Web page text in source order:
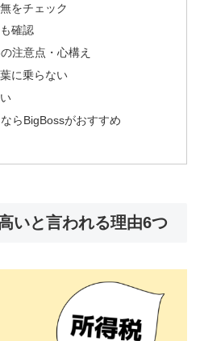
をチェック
確認
注意点・心構え
に乗らない
らBigBossがおすすめ
いと言われる理由6つ